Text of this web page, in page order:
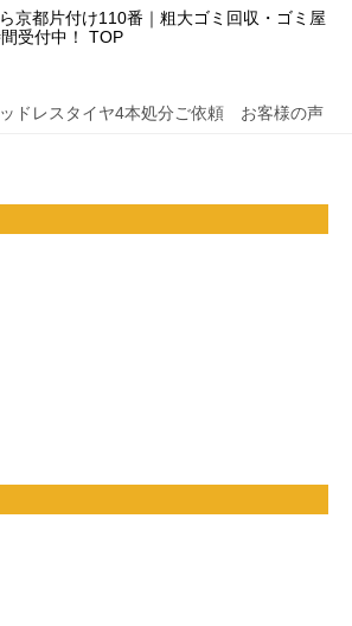
京都片付け110番｜粗大ゴミ回収・ゴミ屋
受付中！
TOP
ッドレスタイヤ4本処分ご依頼 お客様の声